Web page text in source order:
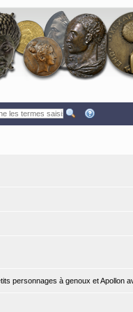
personnages à genoux et Apollon